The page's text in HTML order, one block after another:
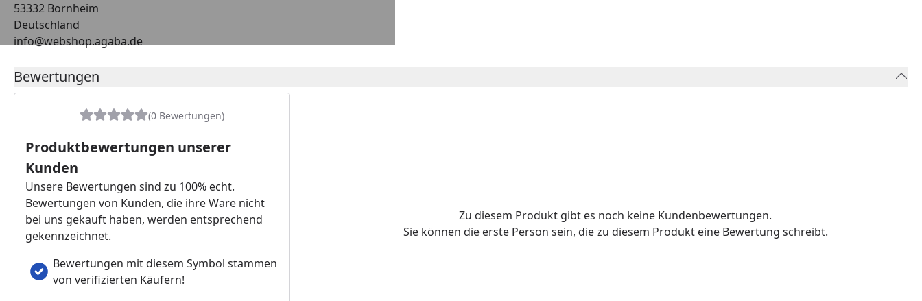
53332 Bornheim
Deutschland
info@webshop.agaba.de
Bewertungen
(0 Bewertungen)
Produktbewertungen unserer
Kunden
Unsere Bewertungen sind zu 100% echt.
Bewertungen von Kunden, die ihre Ware nicht
bei uns gekauft haben, werden entsprechend
gekennzeichnet.
Bewertungen mit diesem Symbol stammen
von verifizierten Käufern!
Zu diesem Produkt gibt es noch keine Kundenbewertungen.
Sie können die erste Person sein, die zu diesem Produkt eine Bewertung schreibt.